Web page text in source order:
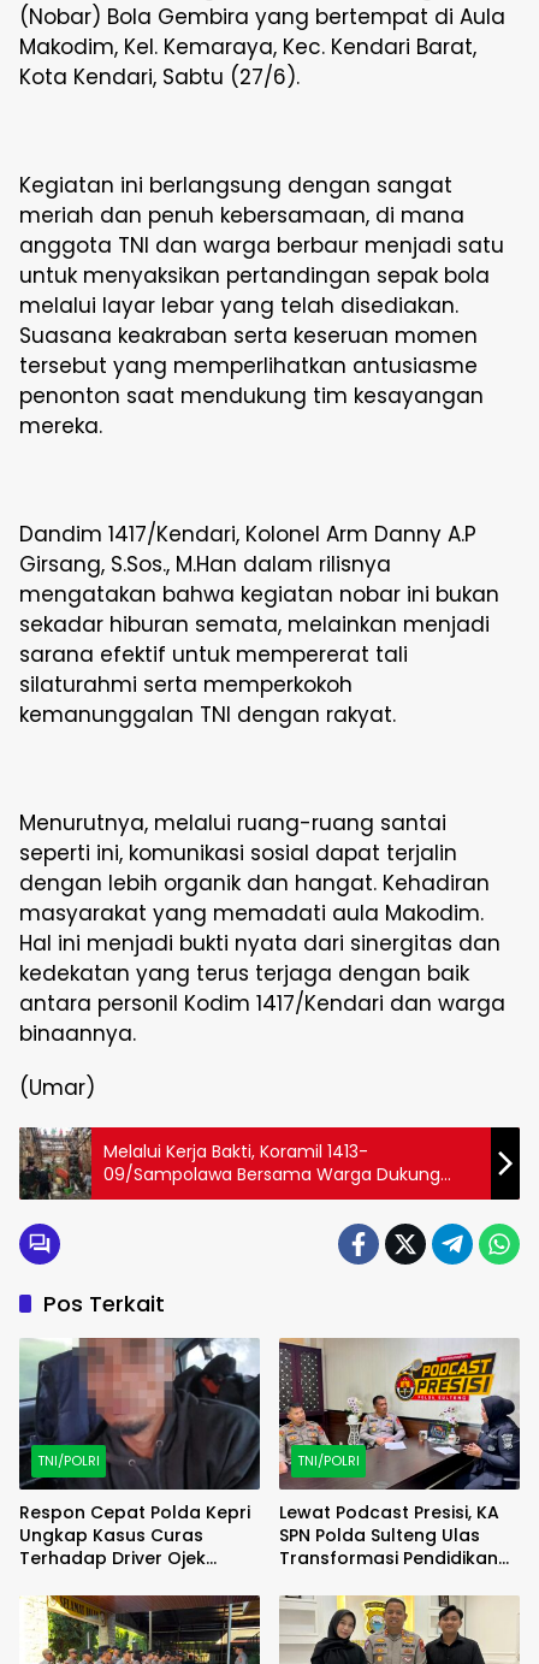
(Nobar) Bola Gembira yang bertempat di Aula
Makodim, Kel. Kemaraya, Kec. Kendari Barat,
Kota Kendari, Sabtu (27/6).
Kegiatan ini berlangsung dengan sangat
meriah dan penuh kebersamaan, di mana
anggota TNI dan warga berbaur menjadi satu
untuk menyaksikan pertandingan sepak bola
melalui layar lebar yang telah disediakan.
Suasana keakraban serta keseruan momen
tersebut yang memperlihatkan antusiasme
penonton saat mendukung tim kesayangan
mereka.
Dandim 1417/Kendari, Kolonel Arm Danny A.P
Girsang, S.Sos., M.Han dalam rilisnya
mengatakan bahwa kegiatan nobar ini bukan
sekadar hiburan semata, melainkan menjadi
sarana efektif untuk mempererat tali
silaturahmi serta memperkokoh
kemanunggalan TNI dengan rakyat.
Menurutnya, melalui ruang-ruang santai
seperti ini, komunikasi sosial dapat terjalin
dengan lebih organik dan hangat. Kehadiran
masyarakat yang memadati aula Makodim.
Hal ini menjadi bukti nyata dari sinergitas dan
kedekatan yang terus terjaga dengan baik
antara personil Kodim 1417/Kendari dan warga
binaannya.
(Umar)
Melalui Kerja Bakti, Koramil 1413-
09/Sampolawa Bersama Warga Dukung
Pembangunan Masjid Nurul Iman
Pos Terkait
TNI/POLRI
Respon Cepat Polda Kepri
Ungkap Kasus Curas
Terhadap Driver Ojek
Berhasil Diamankan
TNI/POLRI
Lewat Podcast Presisi, KA
SPN Polda Sulteng Ulas
Transformasi Pendidikan